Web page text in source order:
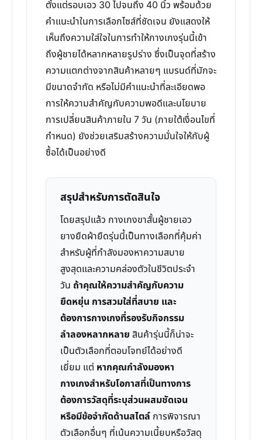
ตั้งแต่รอบเอว 30 ไปจนถึง 40 นิ้ว พร้อมด้วย
คำแนะนำในการเลือกไซส์ที่ชัดเจน ยังแสดงให้
เห็นถึงความใส่ใจในการทำให้กางเกงรุ่นนี้เข้า
ถึงผู้ชายได้หลากหลายรูปร่าง ซึ่งเป็นจุดที่สร้าง
ความแตกต่างจากสินค้าหลายๆ แบรนด์ที่มักจะ
มีขนาดจำกัด หรือไม่มีคำแนะนำที่ละเอียดพอ
การให้ความสำคัญกับความพอดีและนโยบาย
การเปลี่ยนสินค้าภายใน 7 วัน (ภายใต้เงื่อนไขที่
กำหนด) ยังช่วยเสริมสร้างความมั่นใจให้กับผู้
ซื้อได้เป็นอย่างดี
สรุปสำหรับการตัดสินใจ
โดยสรุปแล้ว กางเกงขาสั้นผู้ชายเอว
ยางยืดผ้ายืดรุ่นนี้เป็นทางเลือกที่คุ้มค่า
สำหรับผู้ที่กำลังมองหาความสบาย
สูงสุดและความคล่องตัวในชีวิตประจำ
วัน ถ้าคุณให้ความสำคัญกับความ
ยืดหยุ่น การสวมใส่ที่สบาย และ
ต้องการกางเกงที่รองรับกิจกรรม
ลำลองหลากหลาย สินค้ารุ่นนี้ก็น่าจะ
เป็นตัวเลือกที่ตอบโจทย์ได้อย่างดี
เยี่ยม แต่ หากคุณกำลังมองหา
กางเกงสำหรับโอกาสที่เป็นทางการ
ต้องการวัสดุที่ระบุส่วนผสมชัดเจน
หรือมีข้อจำกัดด้านสไตล์ การพิจารณา
ตัวเลือกอื่นๆ ที่เน้นความเนี้ยบหรือวัสดุ